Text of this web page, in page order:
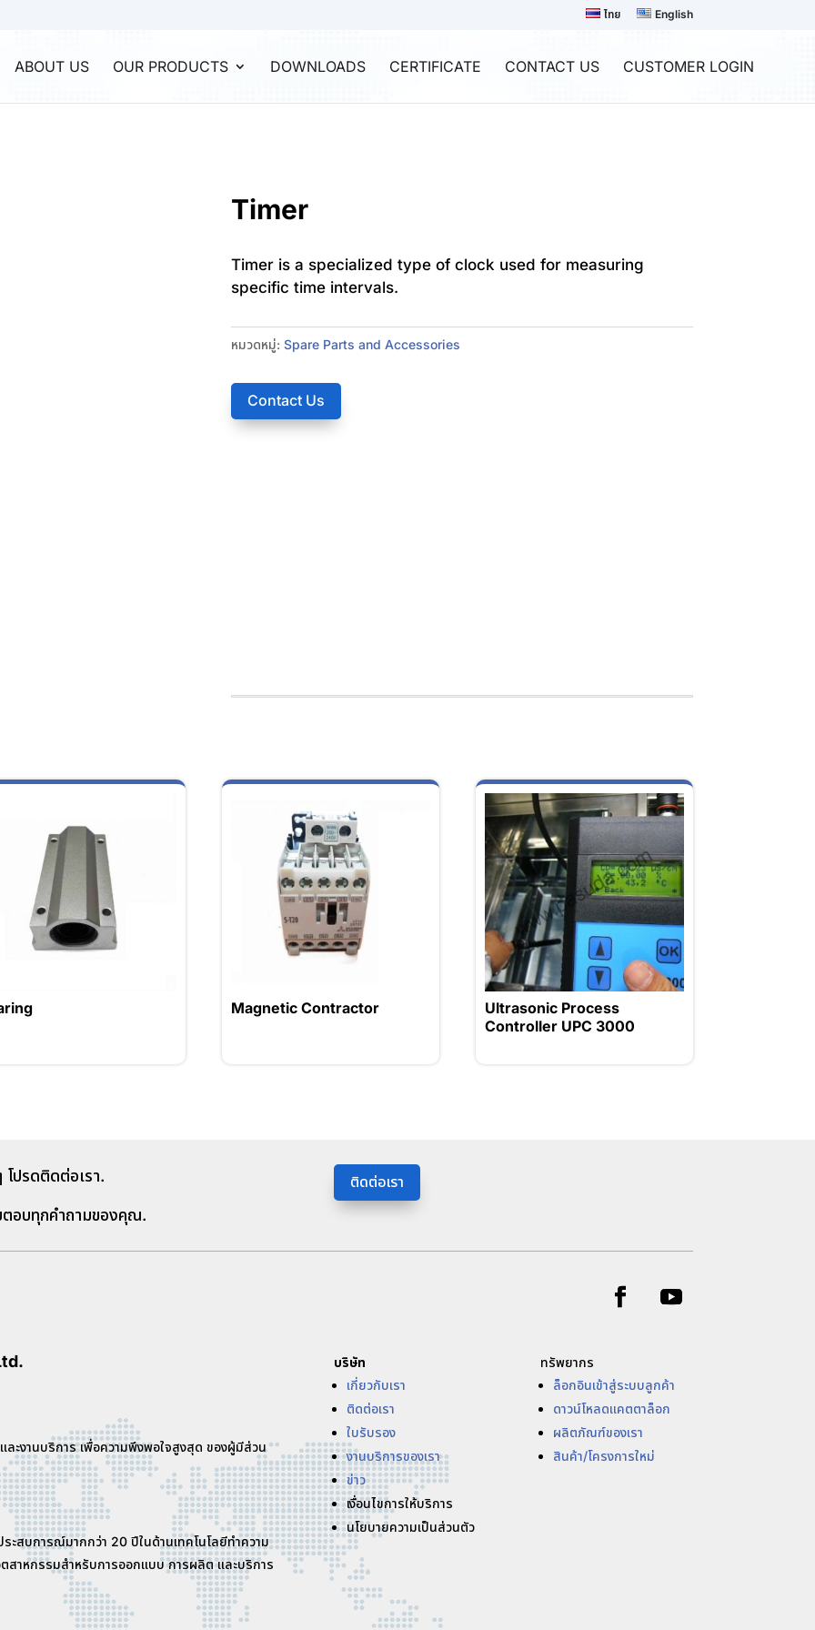
ไทย English
ABOUT US OUR PRODUCTS DOWNLOADS CERTIFICATE CONTACT US CUSTOMER LOGIN
Timer
Timer is a specialized type of clock used for measuring
specific time intervals.
หมวดหมู่: Spare Parts and Accessories
Contact Us
Magnetic Contractor
Ultrasonic Process
Controller UPC 3000
ปรดติดต่อเรา.
ตอบทุกคำถามของคุณ.
ติดต่อเรา
งานบริการ เพื่อความพึงพอใจสูงสุด ของผู้มีส่วน
สบการณ์มากกว่า 20 ปีในด้านเทคโนโลยีทำความ
สาหกรรมสำหรับการออกแบบ การผลิต และบริการ
บริษัท
เกี่ยวกับเรา
ติดต่อเรา
ใบรับรอง
งานบริการของเรา
ข่าว
เงื่อนไขการให้บริการ
นโยบายความเป็นส่วนตัว
ทรัพยากร
ล็อกอินเข้าสู่ระบบลูกค้า
ดาวน์โหลดแคตตาล็อก
ผลิตภัณฑ์ของเรา
สินค้า/โครงการใหม่